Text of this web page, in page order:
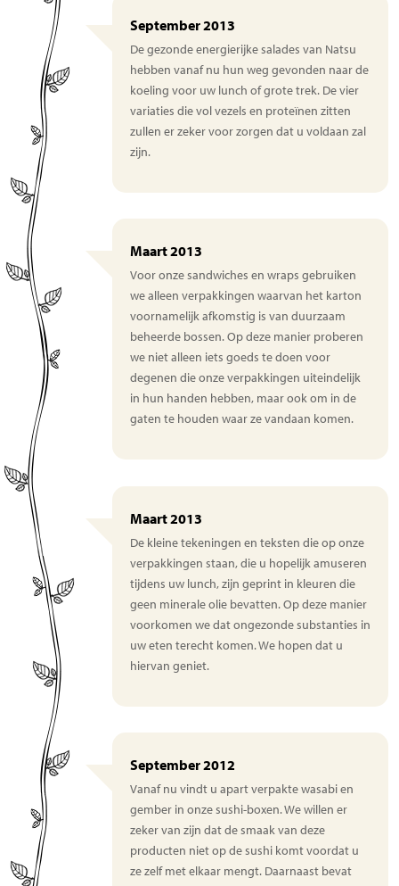
September 2013
De gezonde energierijke salades van Natsu
hebben vanaf nu hun weg gevonden naar de
koeling voor uw lunch of grote trek. De vier
variaties die vol vezels en proteïnen zitten
zullen er zeker voor zorgen dat u voldaan zal
zijn.
Maart 2013
Voor onze sandwiches en wraps gebruiken
we alleen verpakkingen waarvan het karton
voornamelijk afkomstig is van duurzaam
beheerde bossen. Op deze manier proberen
we niet alleen iets goeds te doen voor
degenen die onze verpakkingen uiteindelijk
in hun handen hebben, maar ook om in de
gaten te houden waar ze vandaan komen.
Maart 2013
De kleine tekeningen en teksten die op onze
verpakkingen staan, die u hopelijk amuseren
tijdens uw lunch, zijn geprint in kleuren die
geen minerale olie bevatten. Op deze manier
voorkomen we dat ongezonde substanties in
uw eten terecht komen. We hopen dat u
hiervan geniet.
September 2012
Vanaf nu vindt u apart verpakte wasabi en
gember in onze sushi-boxen. We willen er
zeker van zijn dat de smaak van deze
producten niet op de sushi komt voordat u
ze zelf met elkaar mengt. Daarnaast bevat